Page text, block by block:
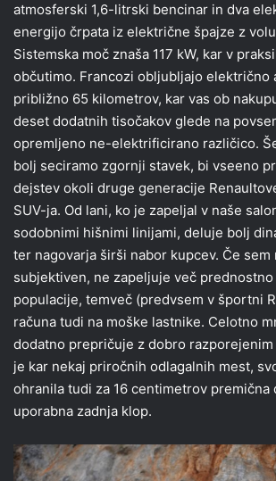
atmosferski 1,6-litrski bencinar in dva
energijo črpata iz električne špajze z
Sistemska moč znaša 117 kW, kar v
občutimo. Francozi obljubljajo električno
približno 65 kilometrov, kar vas ob
deset dodatnih tisočakov glede na
opremljeno ne-elektrificirano različico.
bolj seciramo zgornji stavek, bi vseeno
dejstev okoli druge generacije
SUV-ja. Od lani, ko je zapeljal v naše
sodobnimi hišnimi linijami, deluje bolj
ter nagovarja širši nabor kupcev. Če sem
subjektiven, ne zapeljuje več prednostno
populacije, temveč (predvsem v športni
računa tudi na moške lastnike. Celotno
dodatno prepričuje z dobro
je kar nekaj priročnih odlagalnih mest,
ohranila tudi za 16 centimetrov premična
uporabna zadnja klop.